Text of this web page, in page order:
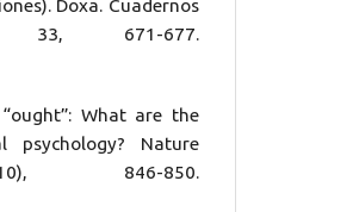
Doxa. Cuadernos
671-677.
What are the
psychology? Nature
846-850.